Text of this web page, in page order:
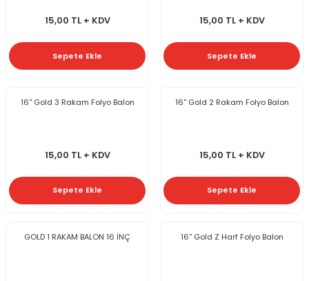
15,00 TL + KDV
Sepete Ekle
15,00 TL + KDV
Sepete Ekle
16'' Gold 3 Rakam Folyo Balon
15,00 TL + KDV
Sepete Ekle
16'' Gold 2 Rakam Folyo Balon
15,00 TL + KDV
Sepete Ekle
GOLD 1 RAKAM BALON 16 İNÇ 16'' Gold Z Harf Folyo Balon